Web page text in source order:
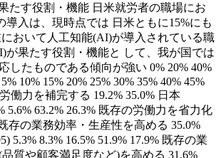
たす役割・機能 日米就労者の職場にお
導入は、現時点では 日米ともに15%にも
おいて人工知能(AI)が導入されている職
が果たす役割・機能と して、我が国では
したものである傾向が強い 0% 20% 40%
10% 15% 20% 25% 30% 35% 40% 45%
働力を補完する 19.2% 35.0% 日本
5.6% 63.2% 26.3% 既存の労働力を省力化
存の業務効率・生産性を高める 35.0%
5.3% 8.3% 16.5% 51.9% 17.9% 既存の業
質や顧客満足度など)を高める 31.6%